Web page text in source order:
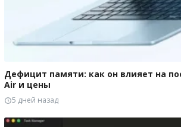
Дефицит памяти: как он влияет на
Air и цены
5 дней назад